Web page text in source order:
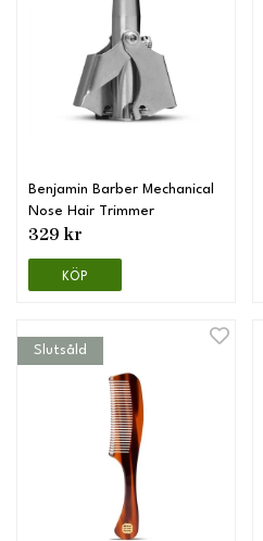
Benjamin Barber Mechanical
Nose Hair Trimmer
329 kr
KÖP
Slutsåld